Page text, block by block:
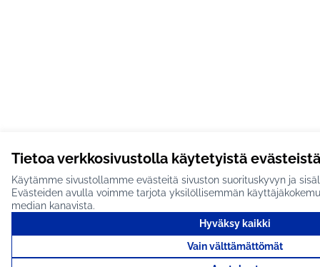
Tietoa verkkosivustolla käytetyistä evästeistä
Käytämme sivustollamme evästeitä sivuston suorituskyvyn ja
Evästeiden avulla voimme tarjota yksilöllisemmän
median kanavista.
Hyväksy kaikki
Vain välttämättömät